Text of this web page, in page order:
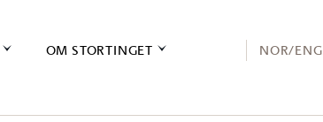
OM STORTINGET NOR/